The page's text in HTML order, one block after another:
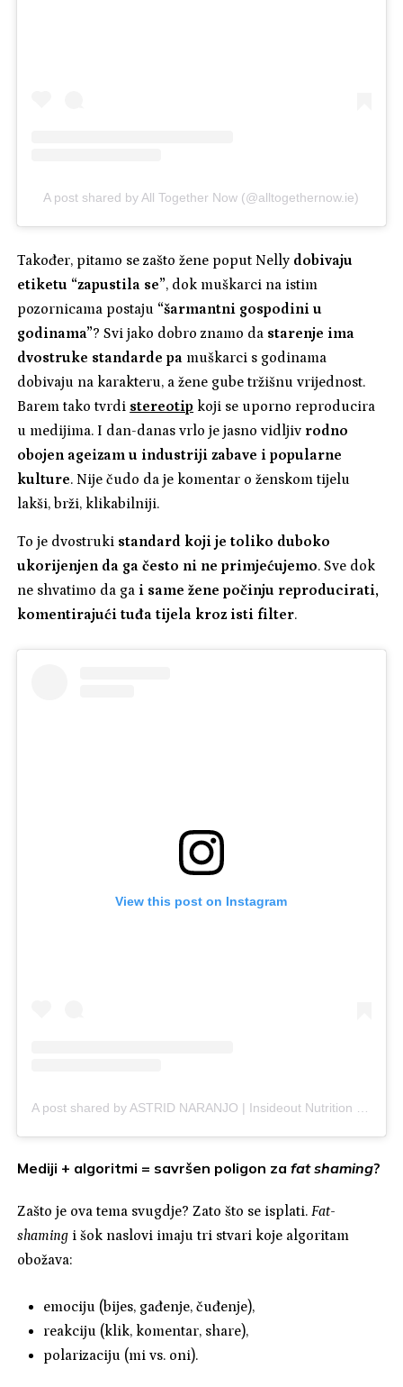
A post shared by All Together Now (@alltogethernow.ie)
Također, pitamo se zašto žene poput Nelly dobivaju
etiketu “zapustila se”, dok muškarci na istim
pozornicama postaju “šarmantni gospodini u
godinama”? Svi jako dobro znamo da starenje ima
dvostruke standarde pa muškarci s godinama
dobivaju na karakteru, a žene gube tržišnu vrijednost.
Barem tako tvrdi stereotip koji se uporno reproducira
u medijima. I dan-danas vrlo je jasno vidljiv rodno
obojen ageizam u industriji zabave i popularne
kulture. Nije čudo da je komentar o ženskom tijelu
lakši, brži, klikabilniji.
To je dvostruki standard koji je toliko duboko
ukorijenjen da ga često ni ne primjećujemo. Sve dok
ne shvatimo da ga i same žene počinju reproducirati,
komentirajući tuđa tijela kroz isti filter.
View this post on Instagram
Mediji + algoritmi = savršen poligon zafat shaming?
Zašto je ova tema svugdje? Zato što se isplati.Fat-
shaming i šok naslovi imaju tri stvari koje algoritam
obožava:
emociju (bijes, gađenje, čuđenje),
reakciju (klik, komentar, share),
polarizaciju (mi vs. oni).